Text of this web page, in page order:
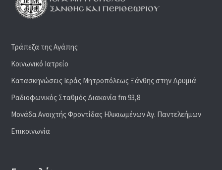
Τράπεζα της Αγάπης
Κοινωνικό Ιατρείο
Κατασκηνώσεις Ιεράς Μητροπόλεως Ξάνθης στην Δρυμιά
Ραδιoφωνικός Σταθμός Διακονία fm 93,8
Μονάδα Ανοιχτής Φροντίδας Ηλικιωμένων Αγ. Παντελεήμων
Επικοινωνία